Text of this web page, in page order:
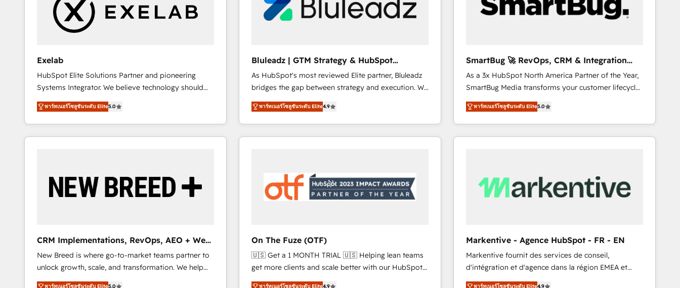
Extensions (React), Serverless Node.js, Custom
Objects, thèmes HubL, agents IA & Breeze AI. 🎯
Secteurs : Industrie, Distribution B2B, SaaS, Services
Sales + Service Hub, synchronisation ERP ↔
HubSpot temps réel, formation équipes. 🏆 +350
projets livrés. Accrédités HubSpot CRM
Implementation, Data Migration & Custom
Integration. 📩 Parlons de votre projet →
digitaweb.com
services include: - Choosing the right HubSpot
package for your business - Full CRM, Marketing, and
Ongoing optimisation and RevOps support Based in
Leeds and London, we partner with SMEs across the
UK who are ready to turn HubSpot into the growth
engine it’s meant to be.
business perspective. Many of our consultants have
scaled businesses themselves, giving us a practical
range of industries, including healthcare, software,
B2B services, manufacturing, financial services and
more. Whether clients are new to HubSpot or
expanding into more advanced use cases, we focus
on delivering clean, scalable, AI-ready systems that
create long-term value and a consistently strong
client experience.
Exelab
HubSpot Elite Solutions Partner and pioneering
Systems Integrator. We believe technology should
serve business strategy, not the other way around.
Every engagement begins with clear objectives,
customer journey mapping, and measurable KPIs.
Only then we architect solutions. The question is
make HubSpot the operational hub, integrated with
SAP, Microsoft Dynamics, custom ERPs, and any
accelerate decisions, streamline processes, and
unlock efficiency at scale. From predictive
intelligence to conversational AI, we turn data into
action and automation into competitive advantage.
พาร์ทเนอร์โซลูชันระดับ Elite5.0
Bluleadz | GTM Strategy & HubSpot
Implementation
As HubSpot's most reviewed Elite partner, Bluleadz
bridges the gap between strategy and execution. We
don't just "set up tools" — we install the GTM
Operating System (GTM OS) to align your leadership
and engineer a portal that drives predictable
revenue velocity. 🚀 GTM Strategy & Alignment
"accelerating a mess." ⚙️ Elite Engineering & AI
Scalable Architecture: Zero-technical-debt setup
across all Hubs, validated by our 7 HubSpot
Type I and HIPAA attested for enterprise-grade data
security. 🏆 Why Bluleadz? GTM OS Partner | 16+
Years Experience | 1,000+ Five-Star Reviews
พาร์ทเนอร์โซลูชันระดับ Elite4.9
SmartBug 🚀 RevOps, CRM & Integration
Experts
As a 3x HubSpot North America Partner of the Year,
SmartBug Media transforms your customer lifecycle
into a revenue engine. Our unified ecosystem
includes specialized divisions Globalia (AI &
Software) and Point Success Media (Paid Media),
making this the official home for all three brands. 🔄
trainers to drive platform adoption. 📈 Revenue
Generation - Full-funnel marketing and high-
accreditations and deep HIPAA-compliance
expertise. - A team of 250+ experts dedicated to
your resilient growth.
พาร์ทเนอร์โซลูชันระดับ Elite5.0
CRM Implementations, RevOps, AEO + Web,
Demand Gen
New Breed is where go-to-market teams partner to
unlock growth, scale, and transformation. We help
companies activate HubSpot’s AI-powered
พาร์ทเนอร์โซลูชันระดับ Elite5.0
On The Fuze (OTF)
🇺🇸 Get a 1 MONTH TRIAL 🇺🇸 Helping lean teams
get more clients and scale better with our HubSpot
Consulting & 'Done For You' Services. 🚀 Who We
พาร์ทเนอร์โซลูชันระดับ Elite4.9
Markentive - Agence HubSpot - FR - EN
Markentive fournit des services de conseil,
d'intégration et d'agence dans la région EMEA et
North America. Avec plus de 115 experts en
พาร์ทเนอร์โซลูชันระดับ Elite4.9